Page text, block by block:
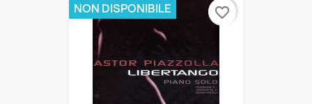
NON DISPONIBILE favorite_border